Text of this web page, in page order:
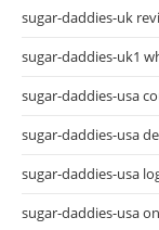
sugar-daddies-uk
sugar-daddies-uk1
sugar-daddies-usa
sugar-daddies-usa
sugar-daddies-usa
sugar-daddies-usa